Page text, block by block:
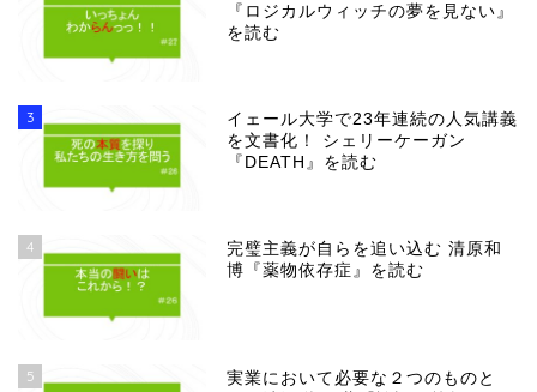
『ロジカルウィッチの夢を見ない』
を読む
3
イェール大学で23年連続の人気講義
を文書化！ シェリーケーガン
『DEATH』を読む
4
完璧主義が自らを追い込む 清原和
博『薬物依存症』を読む
5
実業において必要な２つのものと